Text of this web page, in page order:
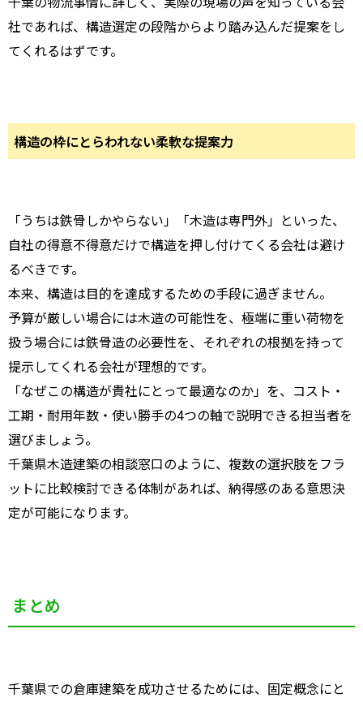
社であれば、構造選定の段階からより踏み込んだ提案をし
てくれるはずです。
構造の枠にとらわれない柔軟な提案力
「うちは鉄骨しかやらない」「木造は専門外」といった、
自社の得意不得意だけで構造を押し付けてくる会社は避け
るべきです。
本来、構造は目的を達成するための手段に過ぎません。
予算が厳しい場合には木造の可能性を、極端に重い荷物を
扱う場合には鉄骨造の必要性を、それぞれの根拠を持って
提示してくれる会社が理想的です。
「なぜこの構造が貴社にとって最適なのか」を、コスト・
工期・耐用年数・使い勝手の4つの軸で説明できる担当者を
選びましょう。
千葉県木造建築の相談窓口のように、複数の選択肢をフラ
ットに比較検討できる体制があれば、納得感のある意思決
定が可能になります。
まとめ
千葉県での倉庫建築を成功させるためには、固定概念にと